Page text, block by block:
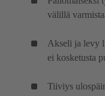
välillä
Akseli ja levy
ei kosketusta
Tiiviys